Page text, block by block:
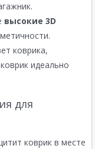
высокие 3D
коврика,
идеально
для
коврик в месте